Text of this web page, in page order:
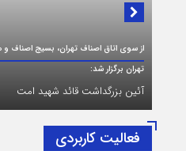
در لبیک به تصمیم سرنوشت‌ساز مجلس
پیام تبریک و بیعت رئیس اتاق
طرف اصناف و بازاریان با مقام معظّم
حضرت آیت‌الله سید مجتبی خامنه‌ای
فعالیت کاربردی